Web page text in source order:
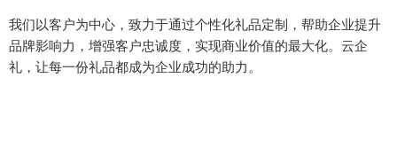
我们以客户为中心，致力于通过个性化礼品定制，帮助企业提升
品牌影响力，增强客户忠诚度，实现商业价值的最大化。云企
礼，让每一份礼品都成为企业成功的助力。